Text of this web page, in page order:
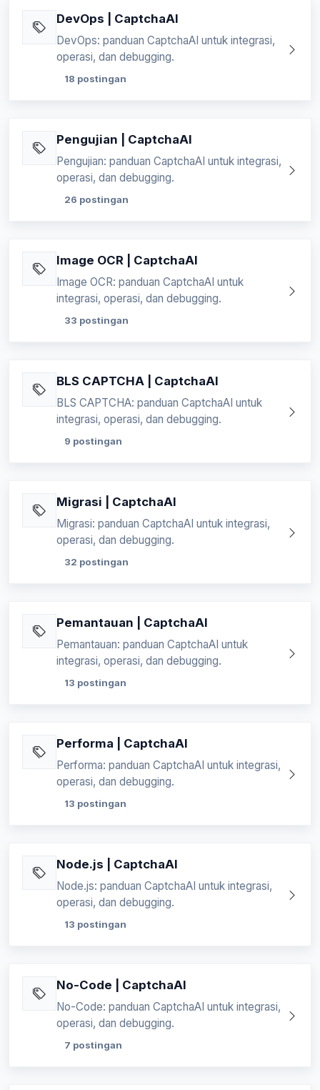
DevOps | CaptchaAI
DevOps: panduan CaptchaAI untuk integrasi,
operasi, dan debugging.
18 postingan
Pengujian | CaptchaAI
Pengujian: panduan CaptchaAI untuk integrasi,
operasi, dan debugging.
26 postingan
Image OCR | CaptchaAI
Image OCR: panduan CaptchaAI untuk
integrasi, operasi, dan debugging.
33 postingan
BLS CAPTCHA | CaptchaAI
BLS CAPTCHA: panduan CaptchaAI untuk
integrasi, operasi, dan debugging.
9 postingan
Migrasi | CaptchaAI
Migrasi: panduan CaptchaAI untuk integrasi,
operasi, dan debugging.
32 postingan
Pemantauan | CaptchaAI
Pemantauan: panduan CaptchaAI untuk
integrasi, operasi, dan debugging.
13 postingan
Performa | CaptchaAI
Performa: panduan CaptchaAI untuk integrasi,
operasi, dan debugging.
13 postingan
Node.js | CaptchaAI
Node.js: panduan CaptchaAI untuk integrasi,
operasi, dan debugging.
13 postingan
No-Code | CaptchaAI
No-Code: panduan CaptchaAI untuk integrasi,
operasi, dan debugging.
7 postingan